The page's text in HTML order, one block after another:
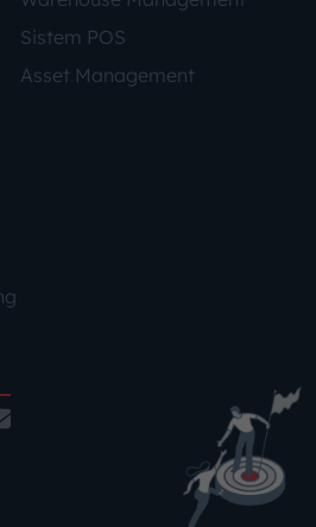
Sistem POS
Asset Management